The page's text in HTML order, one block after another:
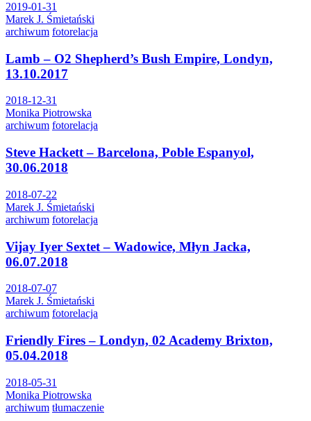
2019-01-31
Marek J. Śmietański
archiwum fotorelacja
Lamb – O2 Shepherd’s Bush Empire, Londyn,
13.10.2017
2018-12-31
Monika Piotrowska
archiwum fotorelacja
Steve Hackett – Barcelona, Poble Espanyol,
30.06.2018
2018-07-22
Marek J. Śmietański
archiwum fotorelacja
Vijay Iyer Sextet – Wadowice, Młyn Jacka,
06.07.2018
2018-07-07
Marek J. Śmietański
archiwum fotorelacja
Friendly Fires – Londyn, 02 Academy Brixton,
05.04.2018
2018-05-31
Monika Piotrowska
archiwum tłumaczenie